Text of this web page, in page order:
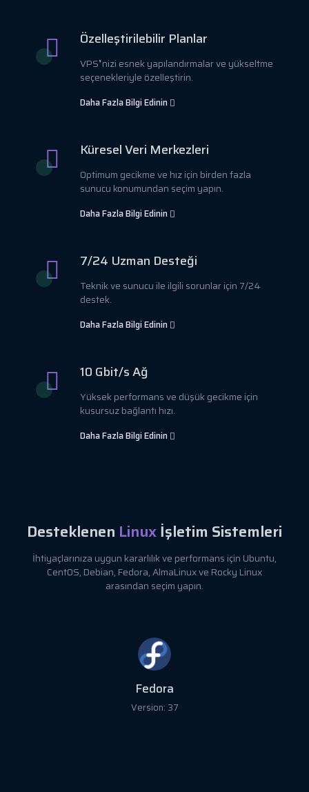
Özelleştirilebilir Planlar
VPS❜nizi esnek yapılandırmalar ve yükseltme
seçenekleriyle özelleştirin.
Daha Fazla Bilgi Edinin
Küresel Veri Merkezleri
Optimum gecikme ve hız için birden fazla
sunucu konumundan seçim yapın.
Daha Fazla Bilgi Edinin
7/24 Uzman Desteği
Teknik ve sunucu ile ilgili sorunlar için 7/24
destek.
Daha Fazla Bilgi Edinin
10 Gbit/s Ağ
Yüksek performans ve düşük gecikme için
kusursuz bağlantı hızı.
Daha Fazla Bilgi Edinin
Desteklenen Linuxİşletim Sistemleri
İhtiyaçlarınıza uygun kararlılık ve performans için Ubuntu,
CentOS, Debian, Fedora, AlmaLinux ve Rocky Linux
arasından seçim yapın.
Fedora
Version: 37